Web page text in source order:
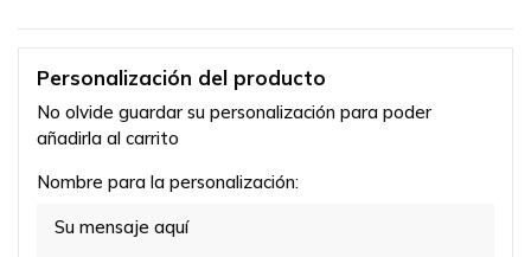
Personalización del producto
No olvide guardar su personalización para poder
añadirla al carrito
Nombre para la personalización: